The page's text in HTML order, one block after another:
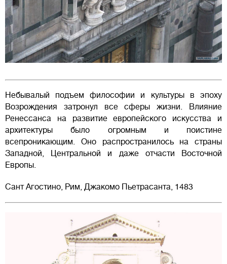
Небывалый подъем философии и культуры в эпоху
Возрождения затронул все сферы жизни. Влияние
Ренессанса на развитие европейского искусства и
архитектуры было огромным и поистине
всепроникающим. Оно распространилось на страны
Западной, Центральной и даже отчасти Восточной
Европы.
Сант Агостино, Рим, Джакомо Пьетрасанта, 1483